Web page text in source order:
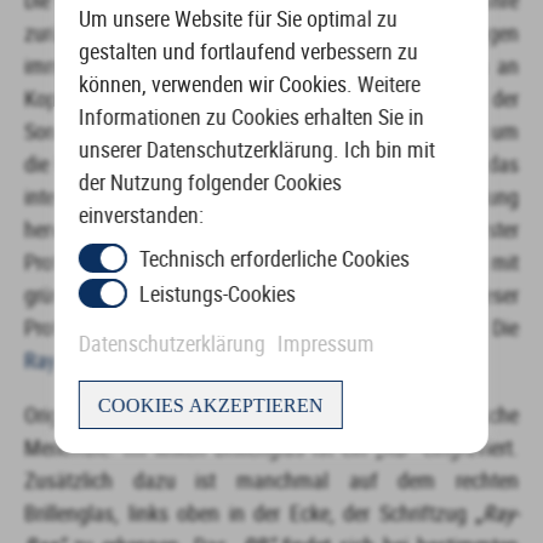
Um unsere Website für Sie optimal zu
gestalten und fortlaufend verbessern zu
können, verwenden wir Cookies. Weitere
Informationen zu Cookies erhalten Sie in
unserer Datenschutzerklärung. Ich bin mit
der Nutzung folgender Cookies
einverstanden:
Technisch erforderliche Cookies
Leistungs-Cookies
Datenschutzerklärung Impressum
COOKIES AKZEPTIEREN
zurück. Zu dieser Zeit wurde es möglich, mit Flugzeugen
immer höher zu fliegen. Piloten der US-Armee litten an
Kopfschmerzen und Übelkeit durch das Blenden der
Sonne. Somit wurde 1929 die Fliegerbrille entwickelt, um
die Übelkeit und Kopfschmerzen zu lindern, die durch das
intensive Blau des Himmels und der Sonnenstrahlung
hervorgerufen wurden. Im Jahr 1936 entstand ein erster
Prototyp, genanntAnti-Glare –ein Plastikgestell mit
grünen Sonnenschutzgläsern. Im Jahr 1937 wurde dieser
Prototyp überarbeitet und bekam ein Metallgestell. Die
Ray-Ban Aviatorwar geboren.
OriginaleRay-Ban Brillenbesitzen einige charakteristische
Merkmale. Im linken Brillenglas ist ein „RB“eingraviert.
Zusätzlich dazu ist manchmal auf dem rechten
Brillenglas, links oben in der Ecke, der Schriftzug „Ray-